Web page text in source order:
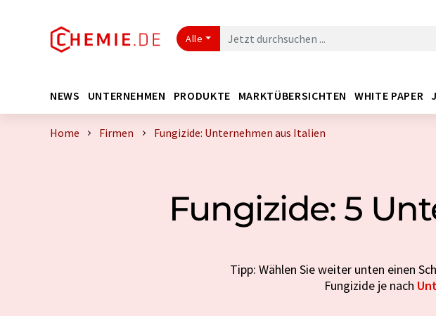
Alle
NEWS UNTERNEHMEN PRODUKTE MARKTÜBERSICHTEN WHITE PAPER
Home Firmen Fungizide: Unternehmen aus Italien
Fungizide: 5
Tipp: Wählen Sie weiter unten einen
Fungizide je nach